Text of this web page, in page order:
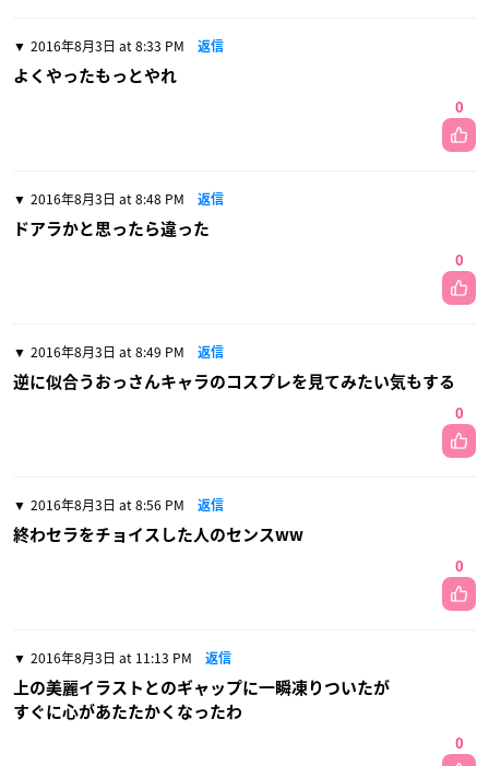
2016年8月3日 at 8:33 PM 返信
よくやったもっとやれ
0
2016年8月3日 at 8:48 PM 返信
ドアラかと思ったら違った
0
2016年8月3日 at 8:49 PM 返信
逆に似合うおっさんキャラのコスプレを見てみたい気もする
0
2016年8月3日 at 8:56 PM 返信
終わセラをチョイスした人のセンスww
0
2016年8月3日 at 11:13 PM 返信
上の美麗イラストとのギャップに一瞬凍りついたが
すぐに心があたたかくなったわ
0